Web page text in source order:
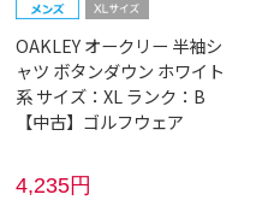
OAKLEY オークリー 半袖シ
ャツ ボタンダウン ホワイト
系 サイズ：XL ランク：B
【中古】ゴルフウェア
4,235円